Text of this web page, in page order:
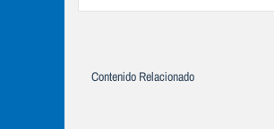
Contenido Relacionado